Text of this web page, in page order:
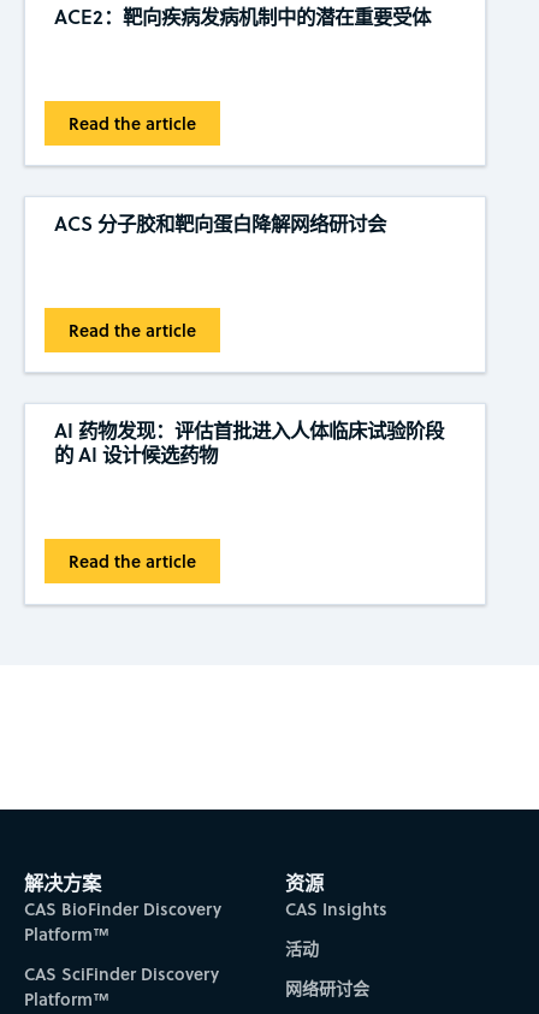
ACE2：靶向疾病发病机制中的潜在重要受体
Read the article
ACS 分子胶和靶向蛋白降解网络研讨会
Read the article
AI 药物发现：评估首批进入人体临床试验阶段
的 AI 设计候选药物
Read the article
Subscribe to CAS Insights
解决方案
CAS BioFinder Discovery
Platform™
CAS SciFinder Discovery
Platform™
资源
CAS Insights
活动
网络研讨会